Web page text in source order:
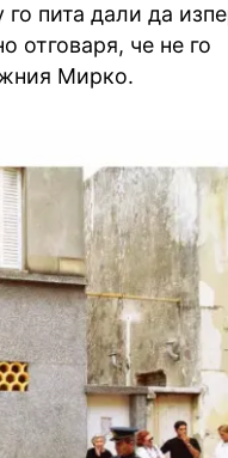
пита дали да
отговаря, че не го
Мирко.